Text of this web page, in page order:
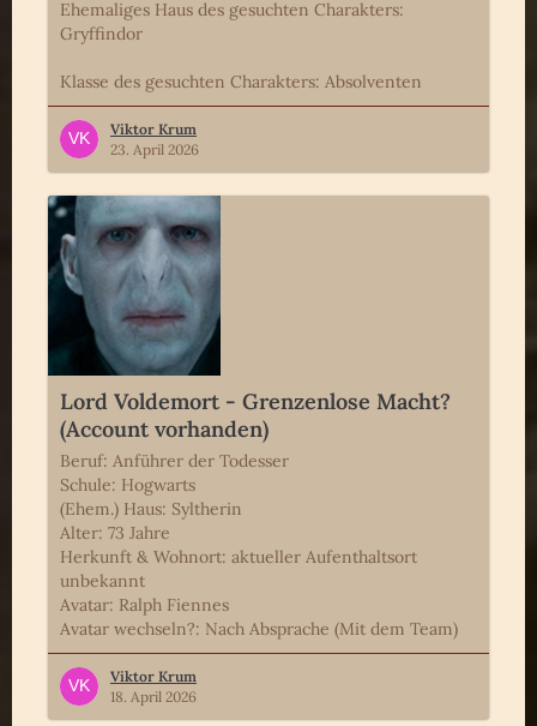
Ehemaliges Haus des gesuchten Charakters:
Gryffindor
Klasse des gesuchten Charakters: Absolventen
Viktor Krum
23. April 2026
Lord Voldemort - Grenzenlose Macht?
(Account vorhanden)
Beruf: Anführer der Todesser
Schule: Hogwarts
(Ehem.) Haus: Syltherin
Alter: 73 Jahre
Herkunft & Wohnort: aktueller Aufenthaltsort
unbekannt
Avatar: Ralph Fiennes
Avatar wechseln?: Nach Absprache (Mit dem Team)
Viktor Krum
18. April 2026